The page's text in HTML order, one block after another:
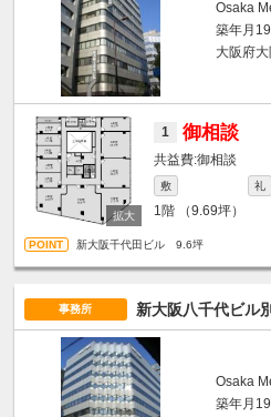
Osaka
築年月
大阪府
1 御相談
御相談
敷 礼
1階 （9.69坪）
新大阪千代田ビル 9.6坪
事務所 新大阪八千代ビル
Osaka
築年月